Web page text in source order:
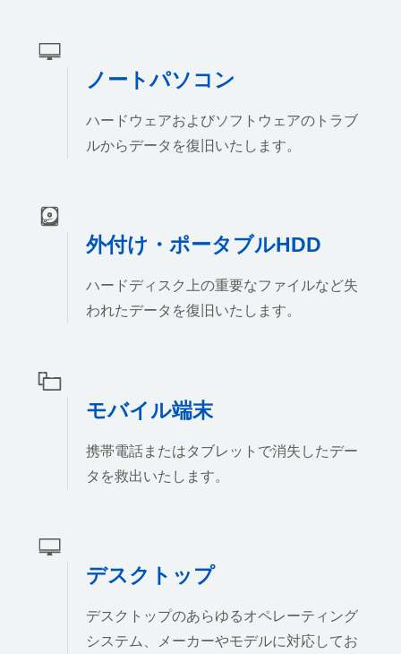
ノートパソコン
ハードウェアおよびソフトウェアのトラブ
ルからデータを復旧いたします。
外付け・ポータブルHDD
ハードディスク上の重要なファイルなど失
われたデータを復旧いたします。
モバイル端末
携帯電話またはタブレットで消失したデー
タを救出いたします。
デスクトップ
デスクトップのあらゆるオペレーティング
システム、メーカーやモデルに対応してお